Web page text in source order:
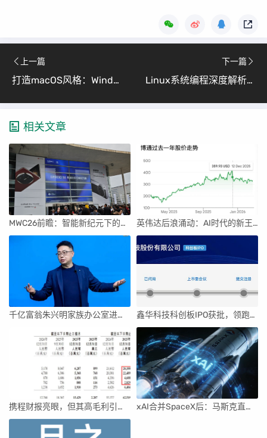
上一篇
打造macOS风格：Windows11仿macOS终极教程（小白也能轻松上手）
下一篇
Linux系统编程深度解析：Linux进程全攻略 （从底层架构到内存模型彻底搞懂）
相关文章
MWC26前瞻：智能新纪元下的科技盛宴 英伟达后浪涌动：AI时代的新王者与隐忧
千亿富翁朱兴明家族办公室进军VC圈 鑫华科技科创板IPO获批，领跑国内半导体材料市场
携程财报亮眼，但其高毛利引发行业争议 xAI合并SpaceX后：马斯克直接介入，团队压力激增